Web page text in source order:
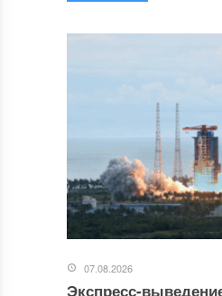
07.08.2026
Экспресс-